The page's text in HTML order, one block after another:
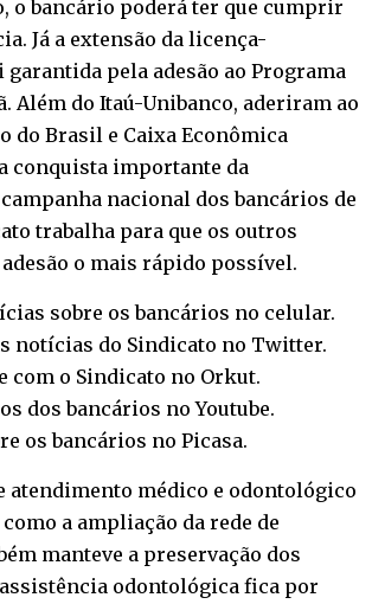
o bancário poderá ter que cumprir
Já a extensão da licença-
pela adesão ao Programa
Além do Itaú-Unibanco, aderiram ao
do Brasil e Caixa Econômica
conquista importante da
nacional dos bancários de
trabalha para que os outros
o mais rápido possível.
sobre os bancários no celular.
notícias do Sindicato no Twitter.
com o Sindicato no Orkut.
dos bancários noYoutube.
os bancários no Picasa.
atendimento médico e odontológico
a ampliação da rede de
manteve a preservação dos
odontológica fica por